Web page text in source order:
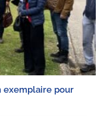
exemplaire pour